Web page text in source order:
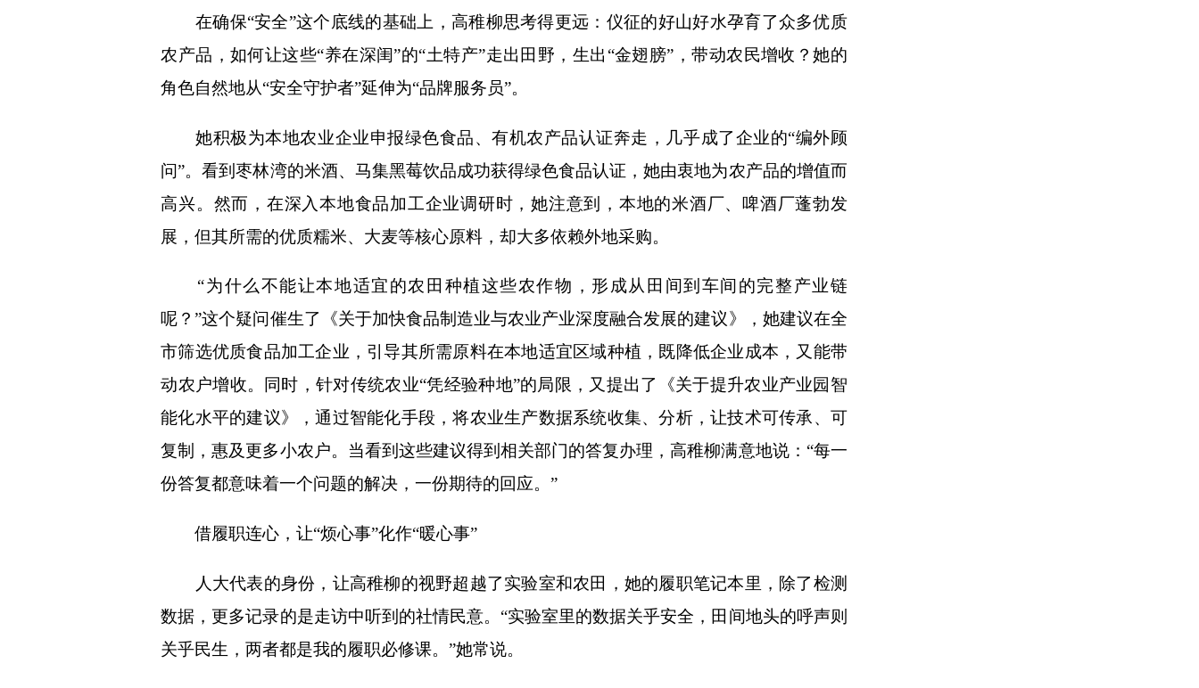
在确保“安全”这个底线的基础上，高稚柳思考得更远：仪征的好山好水孕育了众多优质
农产品，如何让这些“养在深闺”的“土特产”走出田野，生出“金翅膀”，带动农民增收？她的
角色自然地从“安全守护者”延伸为“品牌服务员”。
她积极为本地农业企业申报绿色食品、有机农产品认证奔走，几乎成了企业的“编外顾
问”。看到枣林湾的米酒、马集黑莓饮品成功获得绿色食品认证，她由衷地为农产品的增值而
高兴。然而，在深入本地食品加工企业调研时，她注意到，本地的米酒厂、啤酒厂蓬勃发
展，但其所需的优质糯米、大麦等核心原料，却大多依赖外地采购。
“为什么不能让本地适宜的农田种植这些农作物，形成从田间到车间的完整产业链
呢？”这个疑问催生了《关于加快食品制造业与农业产业深度融合发展的建议》，她建议在全
市筛选优质食品加工企业，引导其所需原料在本地适宜区域种植，既降低企业成本，又能带
动农户增收。同时，针对传统农业“凭经验种地”的局限，又提出了《关于提升农业产业园智
能化水平的建议》，通过智能化手段，将农业生产数据系统收集、分析，让技术可传承、可
复制，惠及更多小农户。当看到这些建议得到相关部门的答复办理，高稚柳满意地说：“每一
份答复都意味着一个问题的解决，一份期待的回应。”
借履职连心，让“烦心事”化作“暖心事”
人大代表的身份，让高稚柳的视野超越了实验室和农田，她的履职笔记本里，除了检测
数据，更多记录的是走访中听到的社情民意。“实验室里的数据关乎安全，田间地头的呼声则
关乎民生，两者都是我的履职必修课。”她常说。